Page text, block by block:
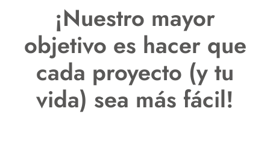
¡Nuestro mayor
objetivo es hacer que
cada proyecto (y tu
vida) sea más fácil!